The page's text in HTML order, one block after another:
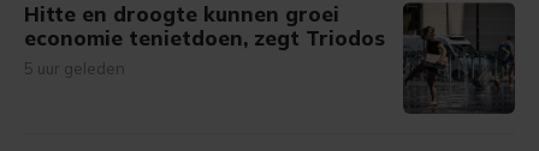
Hitte en droogte kunnen groei
economie tenietdoen, zegt Triodos
5 uur geleden